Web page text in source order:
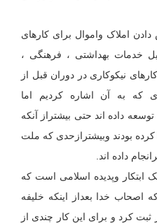
املاک واموال برای کارهای
خدمات بهداشتی ، فرهنگی ،
نیکوکاری در دوران قبل از
که به آن اشاره کردیم اما
داده اند حتی بیشتراز آنکه
بودند وبیشترازحدی که ملت
داده اند.
ابتکار وپدیده اسلامی است که
اصحاب خدا بعداز اینکه خلیفه
کرد و برای این کار چندی از